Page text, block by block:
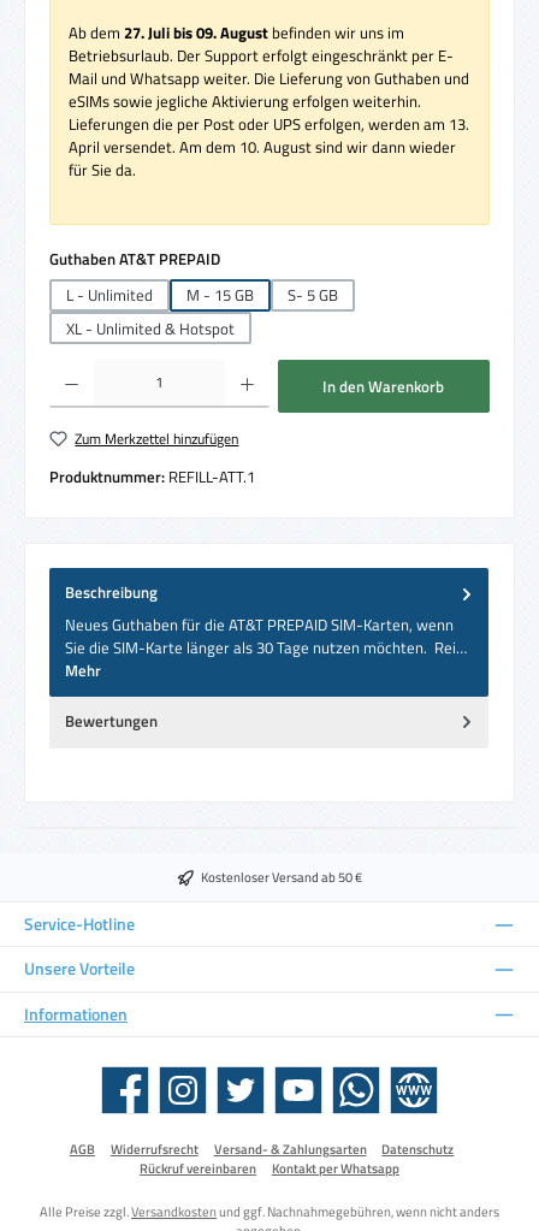
Ab dem 27. Juli bis 09. August befinden wir uns im
Betriebsurlaub. Der Support erfolgt eingeschränkt per E-
Mail und Whatsapp weiter. Die Lieferung von Guthaben und
eSIMs sowie jegliche Aktivierung erfolgen weiterhin.
Lieferungen die per Post oder UPS erfolgen, werden am 13.
April versendet. Am dem 10. August sind wir dann wieder
für Sie da.
Guthaben AT&T PREPAIDauswählen
L - Unlimited
M - 15 GB
S- 5 GB
XL - Unlimited & Hotspot
Produkt Anzahl: Gib den gewünschten Wert ein oder benutze die Schaltflächen um
In den Warenkorb
Zum Merkzettel hinzufügen
Produktnummer: REFILL-ATT.1
Beschreibung
Neues Guthaben für die AT&T PREPAID SIM-Karten, wenn
Sie die SIM-Karte länger als 30 Tage nutzen möchten. Rei…
Mehr
Bewertungen
Kostenloser Versand ab 50 €
Service-Hotline
Unsere Vorteile
Informationen
Facebook Instagram Twitter YouTube WhatsApp Website
AGB Widerrufsrecht Versand- & Zahlungsarten
Datenschutz
Rückruf vereinbaren
Kontakt per Whatsapp
Alle Preise zzgl.Versandkostenund ggf. Nachnahmegebühren, wenn nicht anders